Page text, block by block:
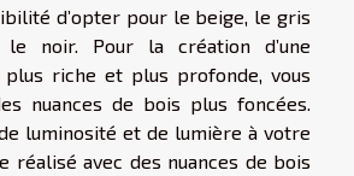
d’opter pour le beige, le gris
noir. Pour la création d’une
plus riche et plus profonde, vous
nuances de bois plus foncées.
luminosité et de lumière à votre
réalisé avec des nuances de bois